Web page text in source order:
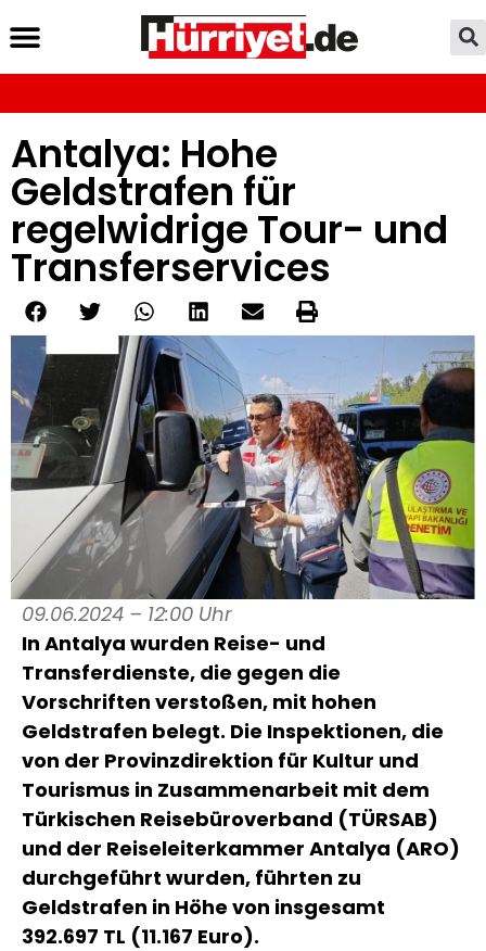
Antalya: Hohe
Geldstrafen für
regelwidrige Tour- und
Transferservices
09.06.2024 – 12:00 Uhr
In Antalya wurden Reise- und
Transferdienste, die gegen die
Vorschriften verstoßen, mit hohen
Geldstrafen belegt. Die Inspektionen, die
von der Provinzdirektion für Kultur und
Tourismus in Zusammenarbeit mit dem
Türkischen Reisebüroverband (TÜRSAB)
und der Reiseleiterkammer Antalya (ARO)
durchgeführt wurden, führten zu
Geldstrafen in Höhe von insgesamt
392.697 TL (11.167 Euro).